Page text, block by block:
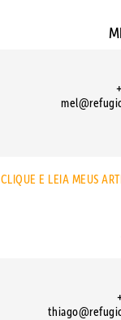
CLIQUE E LEIA MEUS